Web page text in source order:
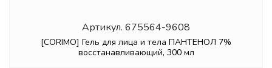
Артикул. 675564-9608
[CORIMO] Гель для лица и тела ПАНТЕНОЛ 7%
восстанавливающий, 300 мл